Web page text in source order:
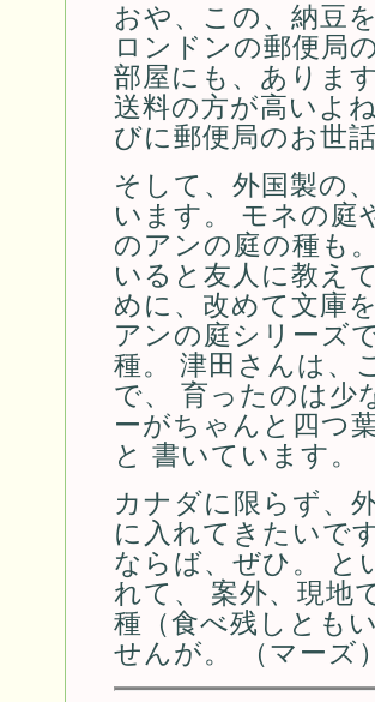
おや、この、納豆
ロンドンの郵便局
部屋にも、ありま
送料の方が高いよ
びに郵便局のお世
そして、外国製の
います。 モネの庭
のアンの庭の種も
いると友人に教え
めに、改めて文庫
アンの庭シリーズ
種。 津田さんは、
で、 育ったのは少
ーがちゃんと四つ
と 書いています。
カナダに限らず、
に入れてきたいで
ならば、ぜひ。 と
れて、 案外、現地
種（食べ残しとも
せんが。 （マーズ